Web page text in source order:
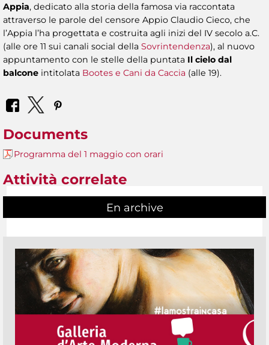
Appia, dedicato alla storia della famosa via raccontata
attraverso le parole del censore Appio Claudio Cieco, che
l’Appia l’ha progettata e costruita agli inizi del IV secolo a.C.
(alle ore 11 sui canali social della Sovrintendenza), al nuovo
appuntamento con le stelle della puntata Il cielo dal
balcone intitolata Bootes e Cani da Caccia (alle 19).
Documents
Programma del 1 maggio con orari
Attività correlate
En archive